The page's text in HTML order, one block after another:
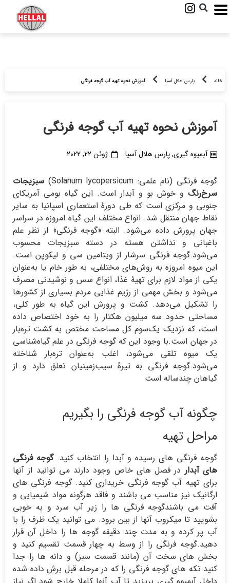
خانه پارس هلال آسیا آموزش نحوه تهیه آب گوجه فرنگی
آموزش نحوه تهیه آب گوجه فرنگی
آبمیوه گیری,پارس هلال آسیا ژوئن 22, 2022
گوجه فرنگی (نام علمی: Solanum lycopersicum)
سبزیجات‌
سرخ‌رنگ و خوش بو و آبدار است. این گیاه بومی آمریکای
جنوبی و مرکزی است که طی دورهٔ استعماری اسپانیا به سایر
نقاط جهان منتقل شد. انواع مختلف این گیاه امروزه در سراسر
جهان پرورش داده می‌شود. البته «گوجه فرنگی» از نظر علم
باغبانی و نداشتن هسته در دسته سبزیجات محسوب
می‌شود.گوجه فرنگی سرشار از ویتامین سی و لیکوپن است.
این میوه امروزه به روش‌های مختلفی، به طور خام یا به‌عنوان
یکی از مواد لازم برای تهیهٔ غذا، انواع سس و نوشیدنی مصرف
می‌شود و بخش مهمی از رژیم غذایی مردم بسیاری از کشورها
را تشکیل می‌دهد. کشت و پرورش این گیاه به طور کلی،
مساحتی حدود سه میلیون هکتار را به خود اختصاص داده
است، که نزدیک یک‌سوم کل مساحت مختص به کشت تره‌بار
در جهان است.با وجود این که گوجه فرنگی در علم گیاه‌شناسی
یک میوه تلقی می‌شود، اغلب به‌عنوان تره‌بار شناخته
می‌شود.گوجه فرنگی به تیرهٔ سیب‌زمینیان تعلق دارد و از
گیاهان چندساله است
چگونه آب گوجه فرنگی را بگیریم
مراحل تهیه
گوجه فرنگی های رسیده و آبدا را انتخاب کنید.گوجه فرنگی
های آبدار در فصل های خاص وجود دارند می توانید از آنها
برای تهیه آب گوجه فرنگی خریداری کنید. گوجه فرنگی های
ارگانیک نیز مناسب می باشند و فاقد هرگونه مواد شیمیایی و
آفت می باشندگوجه فرنگی ها را زیر آب سرد و به خوبی
بشویید تا میکروب آنها از بین برود. می توانید یک ظرف را با
آب پر کرده و به مدت چند دقیقه گوجه ها را داخل آن قرار
دهید.گوجه فرنگی را از وسط به چهار قسمت تقسیم کنید و
بخش های سخت آن (مانند قسمت سبز) و دانه ها را جدا
کنید.تکه های گوجه فرنگی را که در مرحله قبل برش داده شده